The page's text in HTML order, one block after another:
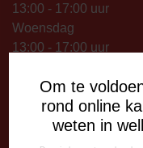
Om te
rond online
weten in
13:00 - 17:00 uur
Woensdag
13:00 - 17:00 uur
09:00 - 12:15 uur
13:00 - 17:00 uur
Op